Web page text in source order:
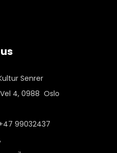
Senrer
4, 0988 Oslo
99032437